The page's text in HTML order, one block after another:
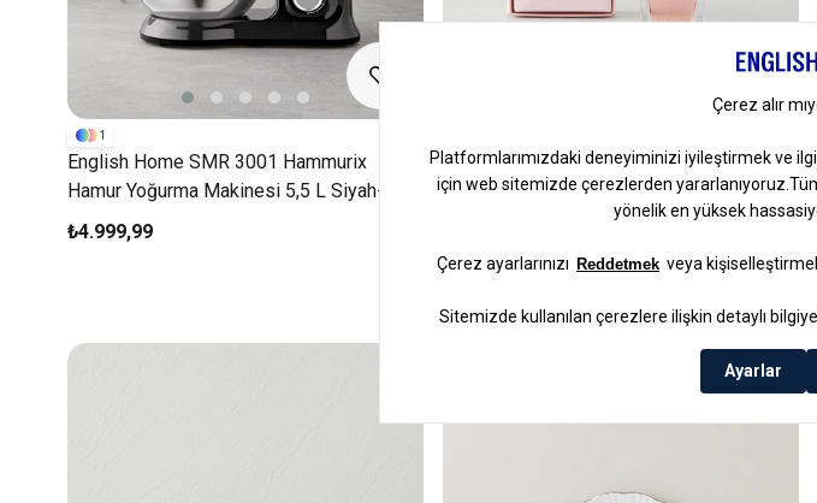
English Home SMR 3001 Hammurix
Hamur Yoğurma Makinesi 5,5 L Siyah-
Krom
₺4.999,99
1
Fleur D'Amor Kadın Parfümü 100 Ml
Pembe